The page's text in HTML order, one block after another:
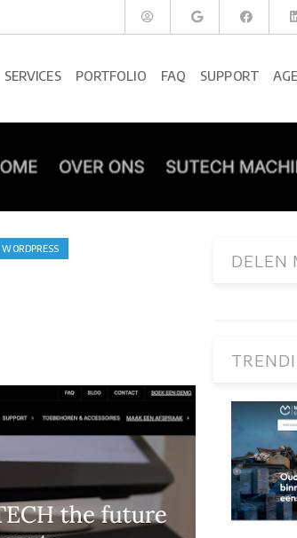
SERVICES PORTFOLIO FAQ SUPPORT
WORDPRESS
DELEN